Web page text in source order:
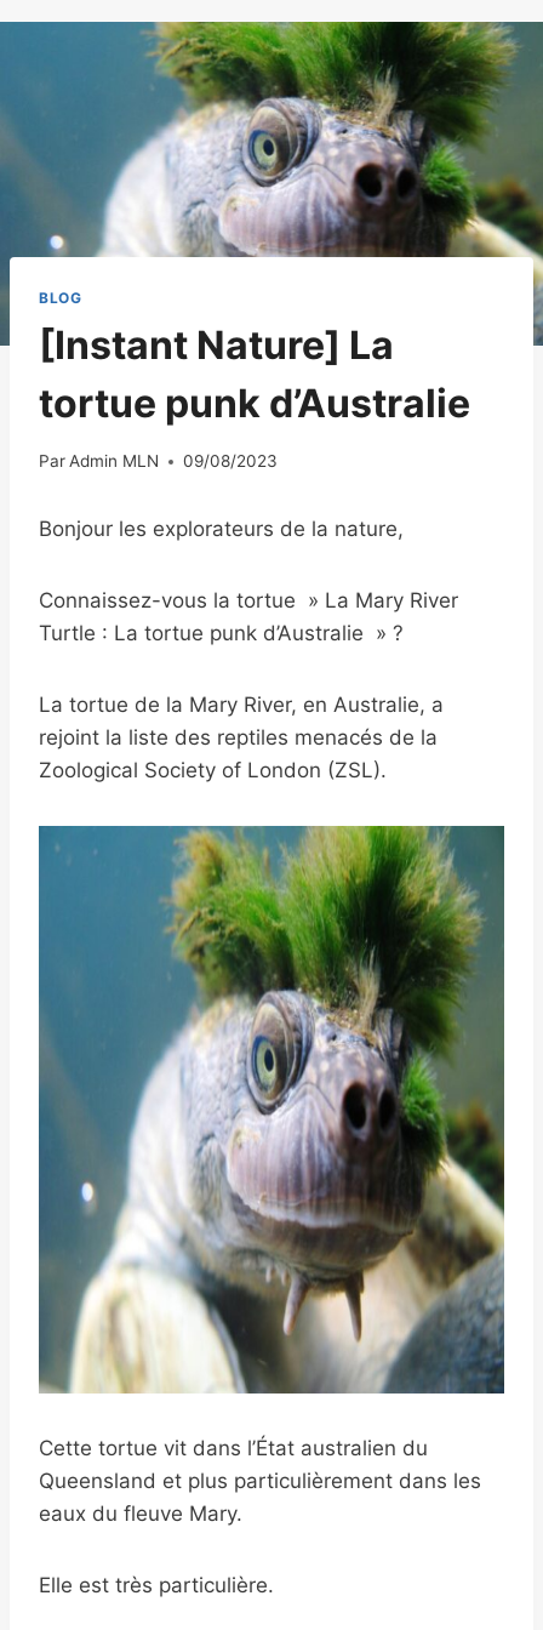
BLOG
[Instant Nature] La
tortue punk d’Australie
Par Admin MLN 09/08/2023
Bonjour les explorateurs de la nature,
Connaissez-vous la tortue » La Mary River
Turtle : La tortue punk d’Australie » ?
La tortue de la Mary River, en Australie, a
rejoint la liste des reptiles menacés de la
Zoological Society of London (ZSL).
Cette tortue vit dans l’État australien du
Queensland et plus particulièrement dans les
eaux du fleuve Mary.
Elle est très particulière.